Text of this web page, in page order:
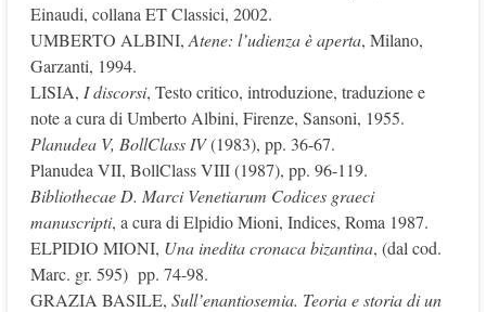
Einaudi, collana ET Classici, 2002.
UMBERTO ALBINI,Atene: l’udienza è aperta, Milano,
Garzanti, 1994.
LISIA, I discorsi, Testo critico, introduzione, traduzione e
note a cura di Umberto Albini, Firenze, Sansoni, 1955.
Planudea V, BollClass IV(1983), pp. 36-67.
Planudea VII, BollClass VIII (1987), pp. 96-119.
Bibliothecae D. Marci Venetiarum Codices graeci
manuscripti, a cura di Elpidio Mioni, Indices, Roma 1987.
ELPIDIO MIONI, Una inedita cronaca bizantina, (dal cod.
Marc. gr. 595) pp. 74-98.
GRAZIA BASILE,Sull’enantiosemia. Teoria e storia di un